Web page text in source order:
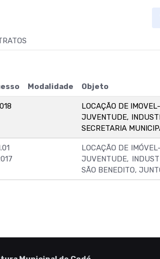
Modalidade Objeto
LOCAÇÃO DE
JUVENTUDE,
SECRETARIA
LOCAÇÃO DE
JUVENTUDE,
SÃO BENEDITO,